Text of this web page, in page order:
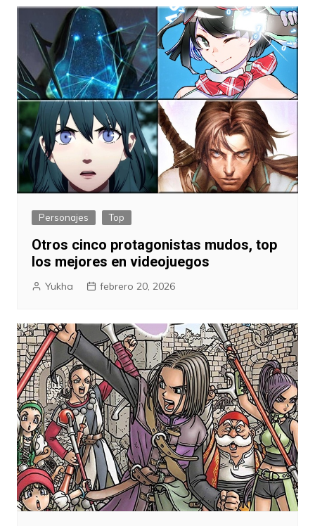
Personajes Top
Otros cinco protagonistas mudos, top
los mejores en videojuegos
Yukha febrero 20, 2026